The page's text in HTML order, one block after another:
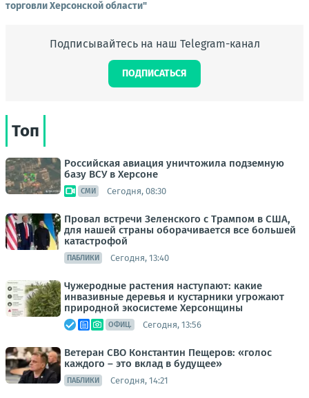
торговли Херсонской области"
Подписывайтесь на наш Telegram-канал
ПОДПИСАТЬСЯ
Топ
Российская авиация уничтожила подземную
базу ВСУ в Херсоне
СМИ Сегодня, 08:30
Провал встречи Зеленского с Трампом в США,
для нашей страны оборачивается все большей
катастрофой
ПАБЛИКИ Сегодня, 13:40
Чужеродные растения наступают: какие
инвазивные деревья и кустарники угрожают
природной экосистеме Херсонщины
ОФИЦ. Сегодня, 13:56
Ветеран СВО Константин Пещеров: «голос
каждого – это вклад в будущее»
ПАБЛИКИ Сегодня, 14:21